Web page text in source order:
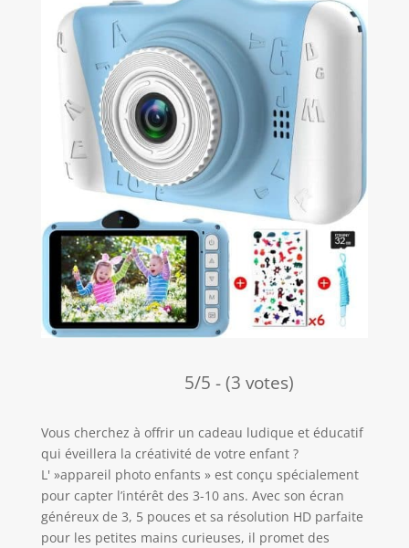
5/5 - (3 votes)
Vous cherchez à offrir un cadeau ludique et éducatif
qui éveillera la créativité de votre enfant ?
L' »appareil photo enfants » est conçu spécialement
pour capter l’intérêt des 3-10 ans. Avec son écran
généreux de 3, 5 pouces et sa résolution HD parfaite
pour les petites mains curieuses, il promet des